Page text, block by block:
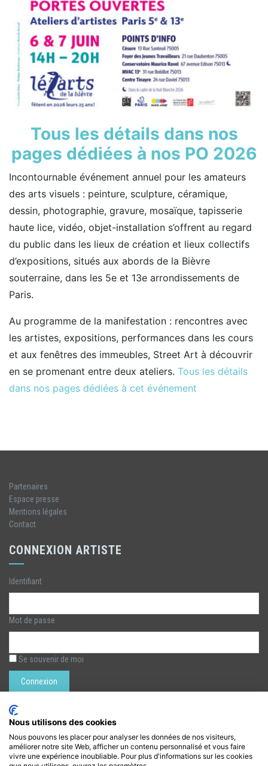
Tous les détails dans nos
pages dédiées à nos PO 2026
Incontournable événement annuel pour les amateurs
des arts visuels : peinture, sculpture, céramique,
dessin, photographie, gravure, mosaïque, tapisserie
haute lice, vidéo, objet-installation s’offrent au regard
du public dans les lieux de création et lieux collectifs
d’expositions, situés aux abords de la Bièvre
souterraine, dans les 5e et 13e arrondissements de
Paris.
Au programme de la manifestation : rencontres avec
les artistes, expositions, performances dans les cours
et aux fenêtres des immeubles, Street Art à découvrir
en se promenant entre deux ateliers. Tous les détails
dans nos pages dédiées à cet événement
Partenaires
Espace presse
Mentions légales
Contact
CONNEXION ARTISTE
Identifiant
Mot de passe
Se souvenir de moi
Rechercher :
LÉZARTS DE LA BIÈVRE
Nous utilisons des cookies
Nous pouvons les placer pour analyser les données de nos visiteurs,
améliorer notre site Web, afficher un contenu personnalisé et vous faire
vivre une expérience inoubliable. Pour plus d'informations sur les cookies